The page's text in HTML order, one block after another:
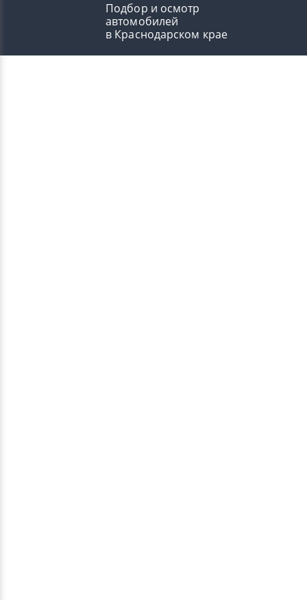
Подбор и осмотр
автомобилей
в Краснодарском крае